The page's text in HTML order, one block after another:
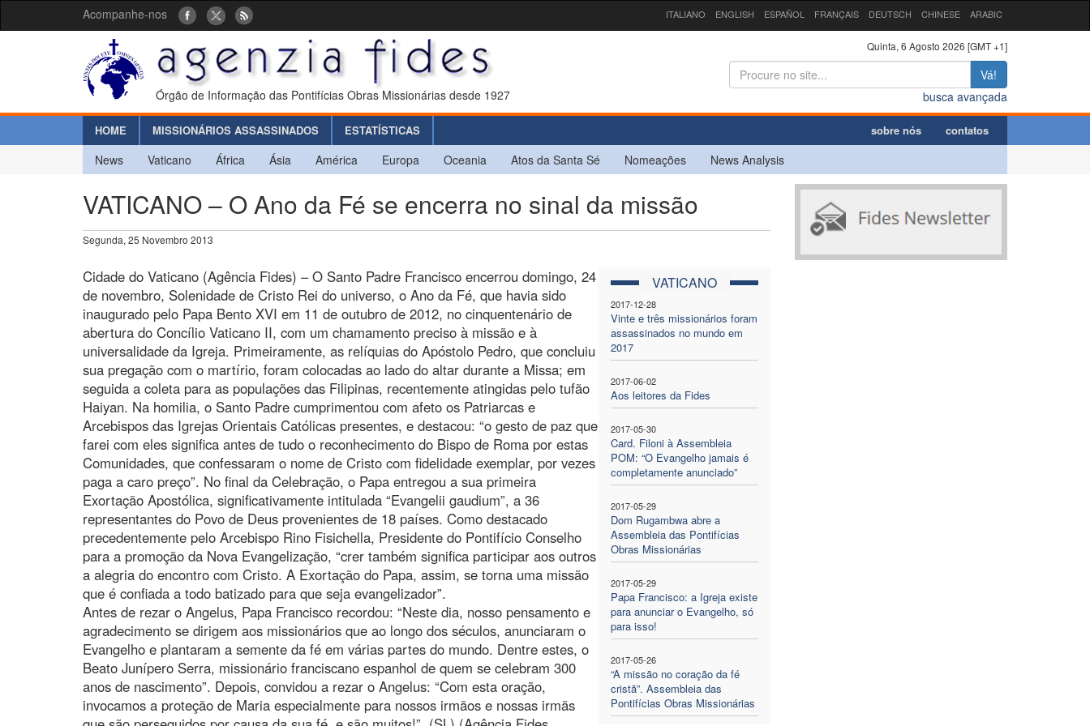
Acompanhe-nos ITALIANO ENGLISH ESPAÑOL FRANÇAIS DEUTSCH CHINESE ARABIC
Órgão de Informação das Pontifícias Obras Missionárias desde 1927
Quinta, 6 Agosto 2026 [GMT +1]
Vá!
busca avançada
HOME MISSIONÁRIOS ASSASSINADOS ESTATÍSTICAS sobre nós contatos
News Vaticano África Ásia América Europa Oceania Atos da Santa Sé Nomeações News Analysis
VATICANO – O Ano da Fé se encerra no sinal da missão
Segunda, 25 Novembro 2013
VATICANO
2017-12-28
Vinte e três missionários foram
assassinados no mundo em
2017
2017-06-02
Aos leitores da Fides
2017-05-30
Card. Filoni à Assembleia
POM: “O Evangelho jamais é
completamente anunciado”
2017-05-29
Dom Rugambwa abre a
Assembleia das Pontifícias
Obras Missionárias
2017-05-29
Papa Francisco: a Igreja existe
para anunciar o Evangelho, só
para isso!
2017-05-26
“A missão no coração da fé
cristã”. Assembleia das
Pontifícias Obras Missionárias
Cidade do Vaticano (Agência Fides) – O Santo Padre Francisco encerrou domingo, 24
de novembro, Solenidade de Cristo Rei do universo, o Ano da Fé, que havia sido
inaugurado pelo Papa Bento XVI em 11 de outubro de 2012, no cinquentenário de
abertura do Concílio Vaticano II, com um chamamento preciso à missão e à
universalidade da Igreja. Primeiramente, as relíquias do Apóstolo Pedro, que concluiu
sua pregação com o martírio, foram colocadas ao lado do altar durante a Missa; em
seguida a coleta para as populações das Filipinas, recentemente atingidas pelo tufão
Haiyan. Na homilia, o Santo Padre cumprimentou com afeto os Patriarcas e
Arcebispos das Igrejas Orientais Católicas presentes, e destacou: “o gesto de paz que
farei com eles significa antes de tudo o reconhecimento do Bispo de Roma por estas
Comunidades, que confessaram o nome de Cristo com fidelidade exemplar, por vezes
paga a caro preço”. No final da Celebração, o Papa entregou a sua primeira
Exortação Apostólica, significativamente intitulada “Evangelii gaudium”, a 36
representantes do Povo de Deus provenientes de 18 países. Como destacado
precedentemente pelo Arcebispo Rino Fisichella, Presidente do Pontifício Conselho
para a promoção da Nova Evangelização, “crer também significa participar aos outros
a alegria do encontro com Cristo. A Exortação do Papa, assim, se torna uma missão
que é confiada a todo batizado para que seja evangelizador”.
Antes de rezar o Angelus, Papa Francisco recordou: “Neste dia, nosso pensamento e
agradecimento se dirigem aos missionários que ao longo dos séculos, anunciaram o
Evangelho e plantaram a semente da fé em várias partes do mundo. Dentre estes, o
Beato Junípero Serra, missionário franciscano espanhol de quem se celebram 300
anos de nascimento”. Depois, convidou a rezar o Angelus: “Com esta oração,
invocamos a proteção de Maria especialmente para nossos irmãos e nossas irmãs